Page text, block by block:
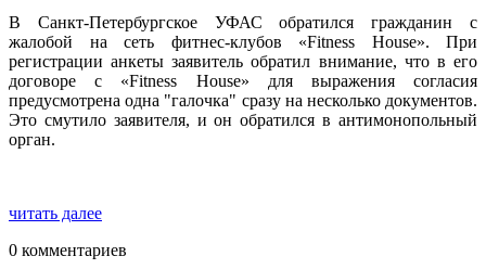
В Санкт-Петербургское УФАС обратился гражданин с
жалобой на сеть фитнес-клубов «Fitness House». При
регистрации анкеты заявитель обратил внимание, что в его
договоре с «Fitness House» для выражения согласия
предусмотрена одна "галочка" сразу на несколько документов.
Это смутило заявителя, и он обратился в антимонопольный
орган.
читать далее
0 комментариев